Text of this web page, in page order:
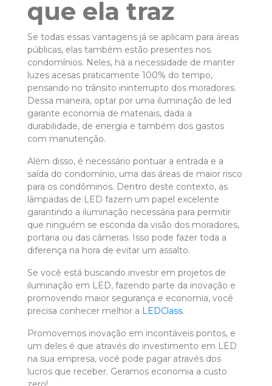
que ela traz
Se todas essas vantagens já se aplicam para áreas
públicas, elas também estão presentes nos
condomínios. Neles, há a necessidade de manter
luzes acesas praticamente 100% do tempo,
pensando no trânsito ininterrupto dos moradores.
Dessa maneira, optar por uma iluminação de led
garante economia de materiais, dada a
durabilidade, de energia e também dos gastos
com manutenção.
Além disso, é necessário pontuar a entrada e a
saída do condomínio, uma das áreas de maior risco
para os condôminos. Dentro deste contexto, as
lâmpadas de LED fazem um papel excelente
garantindo a iluminação necessária para permitir
que ninguém se esconda da visão dos moradores,
portaria ou das câmeras. Isso pode fazer toda a
diferença na hora de evitar um assalto.
Se você está buscando investir em projetos de
iluminação em LED, fazendo parte da inovação e
promovendo maior segurança e economia, você
precisa conhecer melhor a LEDClass.
Promovemos inovação em incontáveis pontos, e
um deles é que através do investimento em LED
na sua empresa, você pode pagar através dos
lucros que receber. Geramos economia a custo